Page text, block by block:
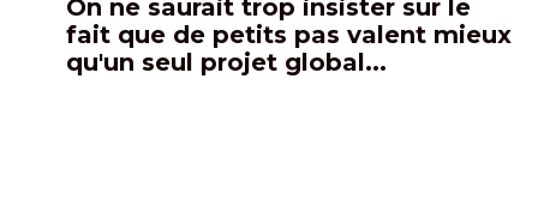
On ne saurait trop insister sur le
fait que de petits pas valent mieux
qu'un seul projet global...